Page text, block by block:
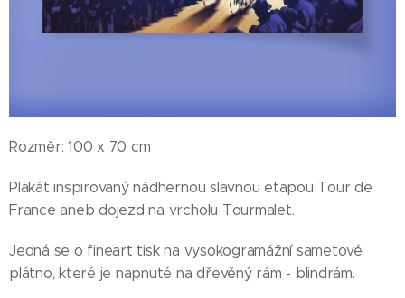
Rozměr: 100 x 70 cm
Plakát inspirovaný nádhernou slavnou etapou Tour de
France aneb dojezd na vrcholu Tourmalet.
Jedná se o fineart tisk na vysokogramážní sametové
plátno, které je napnuté na dřevěný rám - blindrám.